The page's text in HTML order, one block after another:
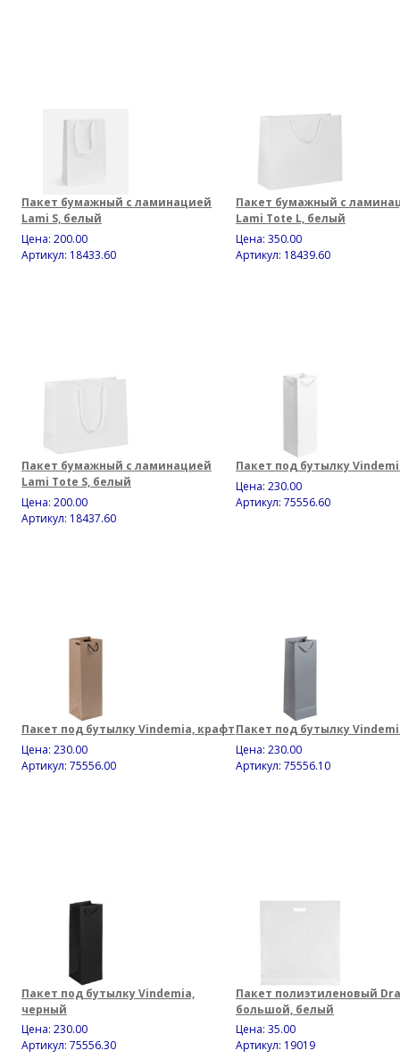
Пакет бумажный с ламинацией
Lami S, белый
Цена: 200.00
Артикул: 18433.60
Пакет бумажный с
Lami Tote L, белый
Цена: 350.00
Артикул: 18439.60
Пакет бумажный с ламинацией
Lami Tote S, белый
Цена: 200.00
Артикул: 18437.60
Пакет под бутылку
Цена: 230.00
Артикул: 75556.60
Пакет под бутылку Vindemia, крафт
Цена: 230.00
Артикул: 75556.00
Пакет под бутылку
Цена: 230.00
Артикул: 75556.10
Пакет под бутылку Vindemia,
черный
Цена: 230.00
Артикул: 75556.30
Пакет полиэтиленовый
большой, белый
Цена: 35.00
Артикул: 19019